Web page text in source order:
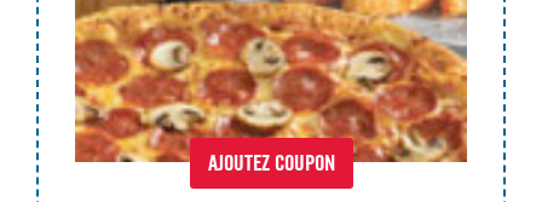
AJOUTEZ COUPON